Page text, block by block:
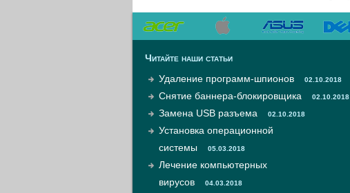
Читайте наши статьи
Удаление программ-шпионов
02.10.2018
Снятие баннера-блокировщика 02.10.2018
Замена USB разъема 02.10.2018
Установка операционной
системы
05.03.2018
Лечение компьютерных
вирусов
04.03.2018